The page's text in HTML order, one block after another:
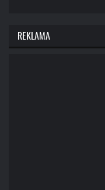
REKLAMA